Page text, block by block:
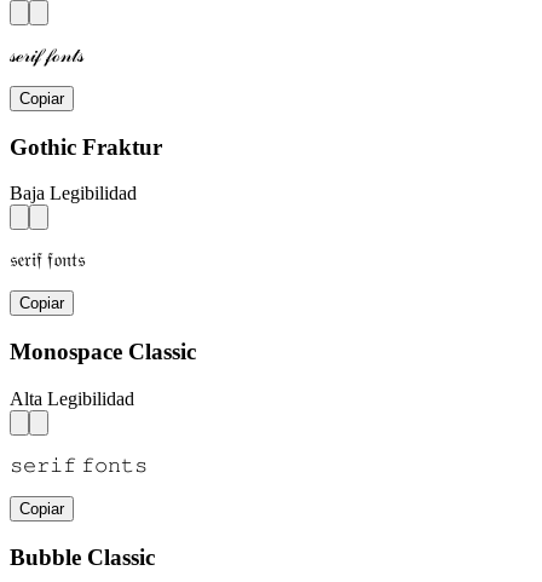
𝓈ℯ𝓇𝒾𝒻 𝒻ℴ𝓃𝓉𝓈
Copiar
Gothic Fraktur
Baja Legibilidad
𝔰𝔢𝔯𝔦𝔣 𝔣𝔬𝔫𝔱𝔰
Copiar
Monospace Classic
Alta Legibilidad
𝚜𝚎𝚛𝚒𝚏 𝚏𝚘𝚗𝚝𝚜
Copiar
Bubble Classic